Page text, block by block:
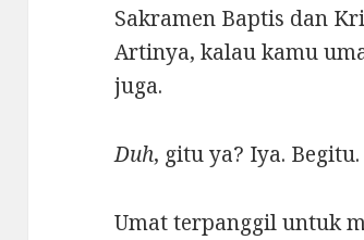
Sakramen Baptis dan
Artinya, kalau kamu
juga.
Duh, gitu ya? Iya. Begitu.
Umat terpanggil untuk